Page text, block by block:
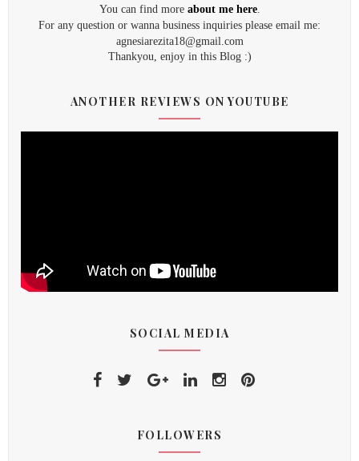
You can find more about me here.
For any question or wanna business inquiries please email me:
agnesiarezita18@gmail.com
Thankyou, enjoy in this Blog :)
ANOTHER REVIEWS ON YOUTUBE
SOCIAL MEDIA
FOLLOWERS